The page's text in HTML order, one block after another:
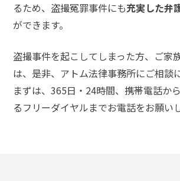
るため、盗撮冤罪事件にも充実した弁
ができます。
盗撮事件を起こしてしまった方、ご家
は、是非、アトム法律事務所にご相談
まずは、365日・24時間、携帯電話か
るフリーダイヤルまでお電話をお願いし